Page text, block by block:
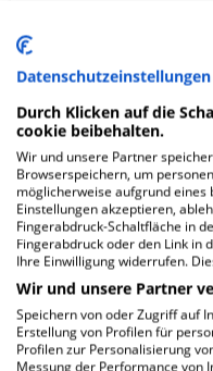
LWL-Klinik
Dorsten
Clemens-August-Straße
46282 Dorsten
In dieser
Datenschutzeinstellungen
Durch Klicken auf die
cookie beibehalten.
Wir und unsere Partner
Browserspeichern, um
möglicherweise aufgrund eines
Einstellungen akzeptieren,
Fingerabdruck-Schaltfläche in
Fingerabdruck oder den Link in
Ihre Einwilligung widerrufen.
Wir und unsere Partner
Speichern von oder Zugriff auf
Erstellung von Profilen für
Profilen zur Personalisierung
Messung der Performance von